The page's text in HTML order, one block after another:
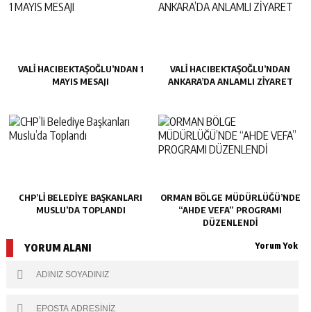
VALİ HACIBEKTAŞOĞLU’NDAN 1
MAYIS MESAJI
VALİ HACIBEKTAŞOĞLU’NDAN
ANKARA’DA ANLAMLI ZİYARET
CHP’LI BELEDIYE BAŞKANLARI
MUSLU’DA TOPLANDI
ORMAN BÖLGE MÜDÜRLÜĞÜ’NDE
“AHDE VEFA” PROGRAMI
DÜZENLENDİ
YORUM ALANI Yorum Yok